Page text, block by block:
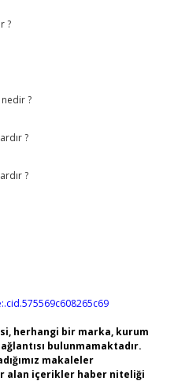
?
?
?
?
herhangi bir marka, kurum
bulunmamaktadır.
makaleler
alan içerikler haber niteliği